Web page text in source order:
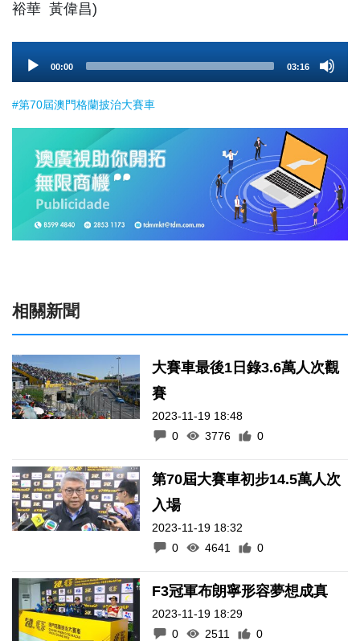
裕華 黃偉昌)
Player
00:00 03:16
#第70屆澳門格蘭披治大賽車
相關新聞
大賽車最後1日錄3.6萬人次觀
賽
2023-11-19 18:48
0
3776 0
第70屆大賽車初步14.5萬人次
入場
2023-11-19 18:32
0
4641 0
F3冠軍布朗寧形容夢想成真
2023-11-19 18:29
0
2511 0